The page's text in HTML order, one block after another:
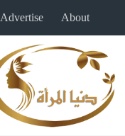
المحتوى
About
Advertise